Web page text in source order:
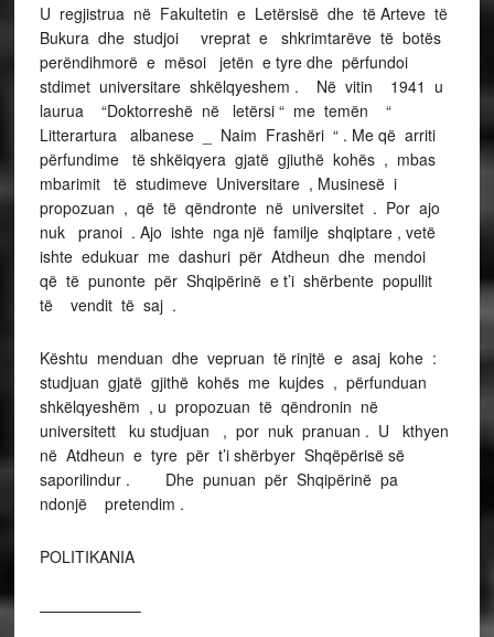
U regjistrua në Fakultetin e Letërsisë dhe të Arteve të
Bukura dhe studjoi vreprat e shkrimtarëve të botës
perëndihmorë e mësoi jetën e tyre dhe përfundoi
stdimet universitare shkëlqyeshem . Në vitin 1941 u
laurua “Doktorreshë në letërsi “ me temën “
Litterartura albanese _ Naim Frashëri “ . Me që arriti
përfundime të shkëiqyera gjatë gjiuthë kohës , mbas
mbarimit të studimeve Universitare , Musinesë i
propozuan , që të qëndronte në universitet . Por ajo
nuk pranoi . Ajo ishte nga një familje shqiptare , vetë
ishte edukuar me dashuri për Atdheun dhe mendoi
që të punonte për Shqipërinë e t’i shërbente popullit
të vendit të saj .
Kështu menduan dhe vepruan të rinjtë e asaj kohe :
studjuan gjatë gjithë kohës me kujdes , përfunduan
shkëlqyeshëm , u propozuan të qëndronin në
universitett ku studjuan , por nuk pranuan . U kthyen
në Atdheun e tyre për t’i shërbyer Shqëpërisë së
saporilindur . Dhe punuan për Shqipërinë pa
ndonjë pretendim .
POLITIKANIA
——————–